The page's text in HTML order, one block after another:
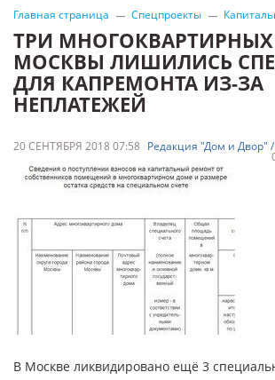
Главная страница Спецпроекты
ТРИ
МОСКВЫ ЛИШИЛИСЬ
ДЛЯ КАПРЕМОНТА ИЗ-ЗА
НЕПЛАТЕЖЕЙ
20 СЕНТЯБРЯ 2018 07:58 Редакция "Дом и Двор"
В Москве ликвидировано ещё 3